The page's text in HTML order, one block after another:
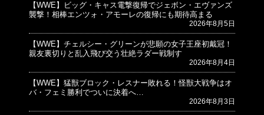
【WWE】ビッグ・キャス電撃復帰でジェボン・エヴァンズ
襲撃！相棒エンツォ・アモーレの復帰にも期待高まる
2026年8月5日
【WWE】チェルシー・グリーンが悲願の女子王座初戴冠！
親友裏切りと乱入飛び交う壮絶ラダー戦制す
2026年8月4日
【WWE】猛獣ブロック・レスナー敗れる！怪獣大戦争はオ
バ・フェミ勝利でついに決着へ…
2026年8月3日